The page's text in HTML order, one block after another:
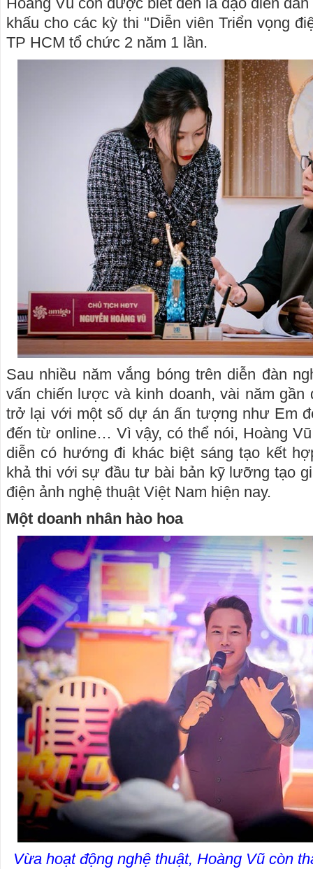
khấu cho các kỳ thi "Diễn viên Triển vọng
TP HCM tổ chức 2 năm 1 lần.
Sau nhiều năm vắng bóng trên diễn đàn
vấn chiến lược và kinh doanh, vài năm gần
trở lại với một số dự án ấn tượng như Em
đến từ online… Vì vậy, có thể nói, Hoàng
diễn có hướng đi khác biệt sáng tạo kết
khả thi với sự đầu tư bài bản kỹ lưỡng tạo
điện ảnh nghệ thuật Việt Nam hiện nay.
Một doanh nhân hào hoa
Vừa hoạt động nghệ thuật, Hoàng Vũ còn